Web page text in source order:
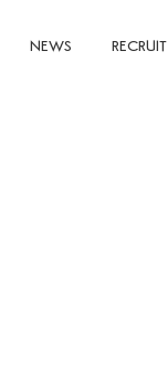
NEWS RECRUIT